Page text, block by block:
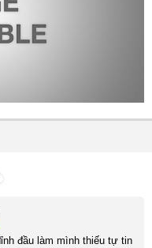
đầu làm mình thiếu tự tin